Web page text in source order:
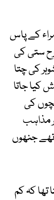
کے پاس
ستی کی
کی چتا
کیا جاتا
کی
مذاہب
تھے جنھوں
کہنا تھا کہ کم